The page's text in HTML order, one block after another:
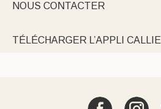
NOUS CONTACTER
TÉLÉCHARGER L’APPLI CALLIE